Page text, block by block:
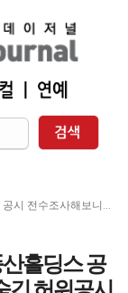
공시 전수조사해보니…
홀딩스 공